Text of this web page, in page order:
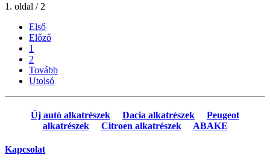
1. oldal / 2
Első
Előző
1
2
Tovább
Utolsó
Új autó alkatrészek Dacia alkatrészek
Peugeot
alkatrészek
Citroen alkatrészek ABAKE
Kapcsolat